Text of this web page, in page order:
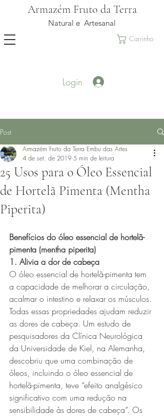
Armazém Fruto da Terra
Natural e Artesanal
Carrinho
Login
Post
25 Usos para o Óleo Essencial
de Hortelã Pimenta (Mentha
Piperita)
Armazém Fruto da Terra Embu das Artes
4 de set. de 2019 5 min de leitura
Benefícios do óleo essencial de hortelã-
pimenta (mentha piperita)
1. Alivia a dor de cabeça
O óleo essencial de hortelã-pimenta tem
a capacidade de melhorar a circulação,
acalmar o intestino e relaxar os músculos.
Todas essas propriedades ajudam reduzir
as dores de cabeça. Um estudo de
pesquisadores da Clínica Neurológica
da Universidade de Kiel, na Alemanha,
descobriu que uma combinação de
óleos, incluindo o óleo essencial de
hortelã-pimenta, teve “efeito analgésico
significativo com uma redução na
sensibilidade às dores de cabeça”. Os